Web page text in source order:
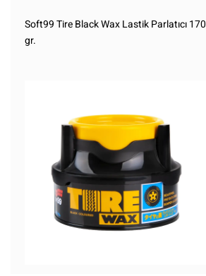
Soft99 Tire Black Wax Lastik Parlatıcı 170
gr.